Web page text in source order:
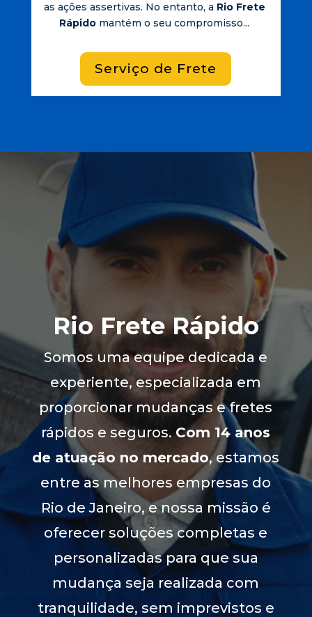
as ações assertivas. No entanto, a Rio Frete
Rápido mantém o seu compromisso...
Serviço de Frete
Rio Frete Rápido
Somos uma equipe dedicada e
experiente, especializada em
proporcionar mudanças e fretes
rápidos e seguros.Com 14 anos
de atuação no mercado, estamos
entre as melhores empresas do
Rio de Janeiro, e nossa missão é
oferecer soluções completas e
personalizadas para que sua
mudança seja realizada com
tranquilidade, sem imprevistos e